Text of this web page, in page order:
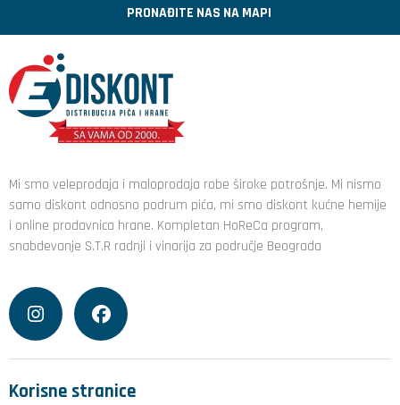
PRONAĐITE NAS NA MAPI
Mi smo veleprodaja i maloprodaja robe široke potrošnje. Mi nismo
samo diskont odnosno podrum pića, mi smo diskont kućne hemije
i online prodavnica hrane. Kompletan HoReCa program,
snabdevanje S.T.R radnji i vinarija za područje Beograda
Korisne stranice